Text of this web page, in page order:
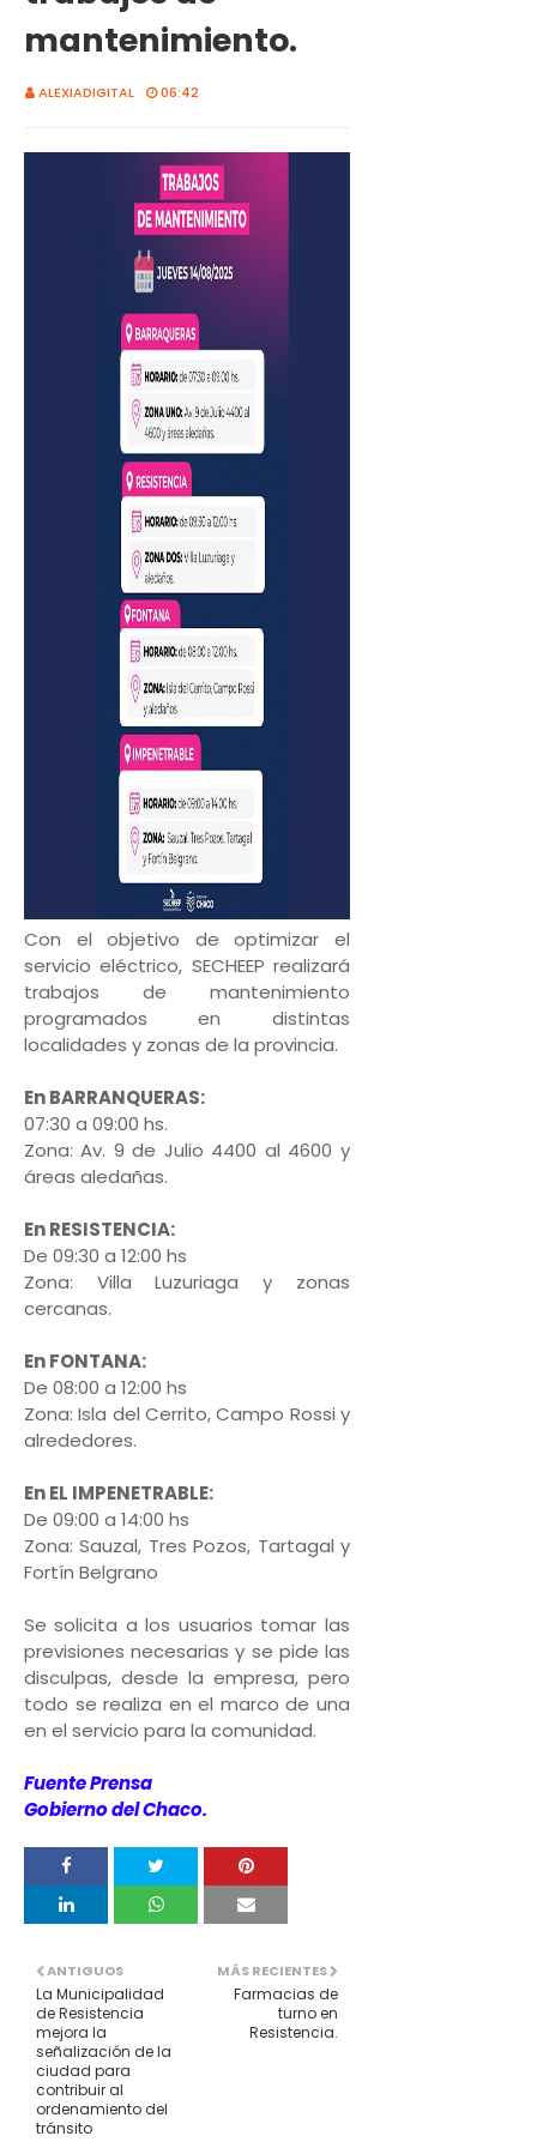
mantenimiento.
ALEXIADIGITAL 06:42
Con el objetivo de optimizar el
servicio eléctrico, SECHEEP realizará
trabajos de mantenimiento
programados en distintas
localidades y zonas de la provincia.
En BARRANQUERAS:
07:30 a 09:00 hs.
Zona: Av. 9 de Julio 4400 al 4600 y
áreas aledañas.
En RESISTENCIA:
De 09:30 a 12:00 hs
Zona: Villa Luzuriaga y zonas
cercanas.
En FONTANA:
De 08:00 a 12:00 hs
Zona: Isla del Cerrito, Campo Rossi y
alrededores.
En EL IMPENETRABLE:
De 09:00 a 14:00 hs
Zona: Sauzal, Tres Pozos, Tartagal y
Fortín Belgrano
Se solicita a los usuarios tomar las
previsiones necesarias y se pide las
disculpas, desde la empresa, pero
todo se realiza en el marco de una
en el servicio para la comunidad.
Fuente Prensa
Gobierno del Chaco.
MÁS RECIENTES
Farmacias de
turno en
Resistencia.
ANTIGUOS
La Municipalidad
de Resistencia
mejora la
señalización de la
ciudad para
contribuir al
ordenamiento del
tránsito